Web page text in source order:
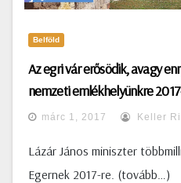
Belföld
Az egri vár erősödik, avagy
nemzeti emlékhelyünkre
márc 1, 2017 Keller
Lázár János miniszter
Egernek 2017-re. (tovább…)